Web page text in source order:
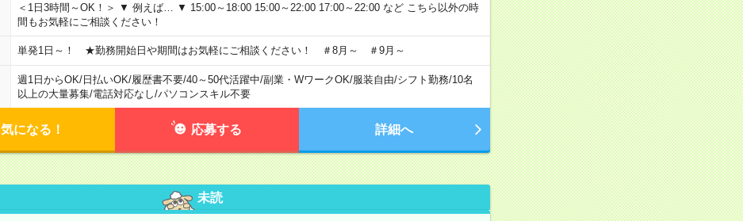
＜1日3時間～OK！＞ ▼ 例えば… ▼ 15:00～18:00 15:00～22:00 17:00～22:00 など こちら以外の時
間もお気軽にご相談ください！
単発1日～！ ★勤務開始日や期間はお気軽にご相談ください！ ＃8月～ ＃9月～
週1日からOK/日払いOK/履歴書不要/40～50代活躍中/副業・WワークOK/服装自由/シフト勤務/10名
以上の大量募集/電話対応なし/パソコンスキル不要
気になる！ 応募する 詳細へ
未読